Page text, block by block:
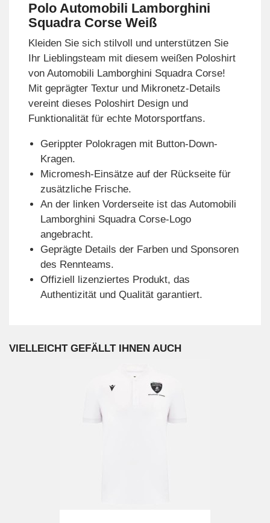
Polo Automobili Lamborghini
Squadra Corse Weiß
Kleiden Sie sich stilvoll und unterstützen Sie
Ihr Lieblingsteam mit diesem weißen Poloshirt
von Automobili Lamborghini Squadra Corse!
Mit geprägter Textur und Mikronetz-Details
vereint dieses Poloshirt Design und
Funktionalität für echte Motorsportfans.
Gerippter Polokragen mit Button-Down-
Kragen.
Micromesh-Einsätze auf der Rückseite für
zusätzliche Frische.
An der linken Vorderseite ist das Automobili
Lamborghini Squadra Corse-Logo
angebracht.
Geprägte Details der Farben und Sponsoren
des Rennteams.
Offiziell lizenziertes Produkt, das
Authentizität und Qualität garantiert.
VIELLEICHT GEFÄLLT IHNEN AUCH